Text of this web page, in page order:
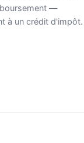
—
à un crédit d'impôt.